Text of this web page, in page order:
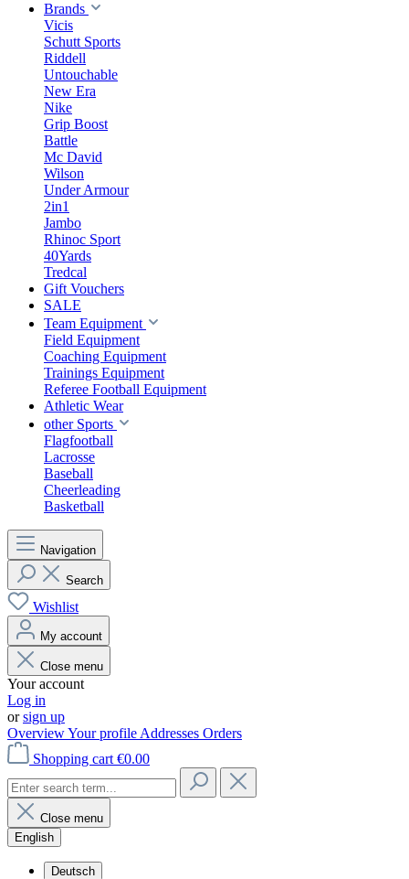
Brands
Vicis
Schutt Sports
Riddell
Untouchable
New Era
Nike
Grip Boost
Battle
Mc David
Wilson
Under Armour
2in1
Jambo
Rhinoc Sport
40Yards
Tredcal
Gift Vouchers
SALE
Team Equipment
Field Equipment
Coaching Equipment
Trainings Equipment
Referee Football Equipment
Athletic Wear
other Sports
Flagfootball
Lacrosse
Baseball
Cheerleading
Basketball
Navigation
Search
Wishlist
My account
Close menu
Your account
Log in
orsign up
OverviewYour profile Addresses Orders
Shopping cart €0.00
Close menu
English
Deutsch